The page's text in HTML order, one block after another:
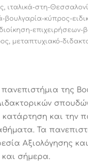
, ιταλικά-στη-
βουλγαρία-κύπρος-
επιχειρήσεων-
, μεταπτυχιακό-
της
κατάρτηση και την
Τα
Αξιολόγησης
και σήμερα.